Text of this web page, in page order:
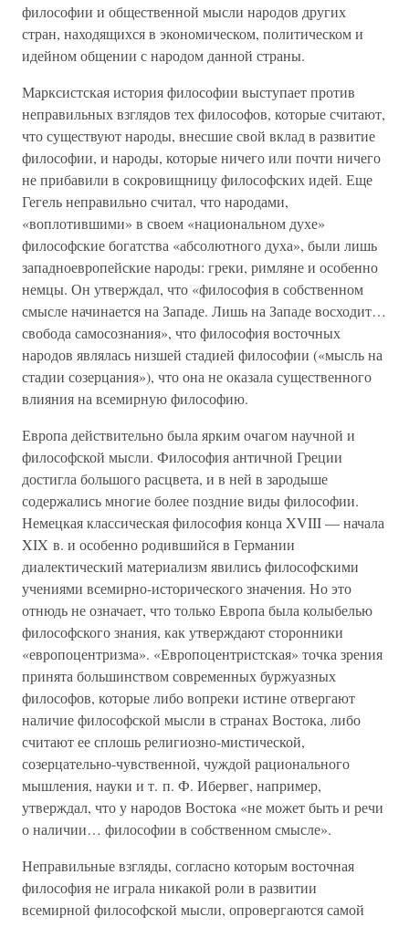
философии и общественной мысли народов других
стран, находящихся в экономическом, политическом и
идейном общении с народом данной страны.
Марксистская история философии выступает против
неправильных взглядов тех философов, которые считают,
что существуют народы, внесшие свой вклад в развитие
философии, и народы, которые ничего или почти ничего
не прибавили в сокровищницу философских идей. Еще
Гегель неправильно считал, что народами,
«воплотившими» в своем «национальном духе»
философские богатства «абсолютного духа», были лишь
западноевропейские народы: греки, римляне и особенно
немцы. Он утверждал, что «философия в собственном
смысле начинается на Западе. Лишь на Западе восходит…
свобода самосознания», что философия восточных
народов являлась низшей стадией философии («мысль на
стадии созерцания»), что она не оказала существенного
влияния на всемирную философию.
Европа действительно была ярким очагом научной и
философской мысли. Философия античной Греции
достигла большого расцвета, и в ней в зародыше
содержались многие более поздние виды философии.
Немецкая классическая философия конца XVIII — начала
XIX в. и особенно родившийся в Германии
диалектический материализм явились философскими
учениями всемирно-исторического значения. Но это
отнюдь не означает, что только Европа была колыбелью
философского знания, как утверждают сторонники
«европоцентризма». «Европоцентристская» точка зрения
принята большинством современных буржуазных
философов, которые либо вопреки истине отвергают
наличие философской мысли в странах Востока, либо
считают ее сплошь религиозно-мистической,
созерцательно-чувственной, чуждой рационального
мышления, науки и т. п. Ф. Ибервег, например,
утверждал, что у народов Востока «не может быть и речи
о наличии… философии в собственном смысле».
Неправильные взгляды, согласно которым восточная
философия не играла никакой роли в развитии
всемирной философской мысли, опровергаются самой